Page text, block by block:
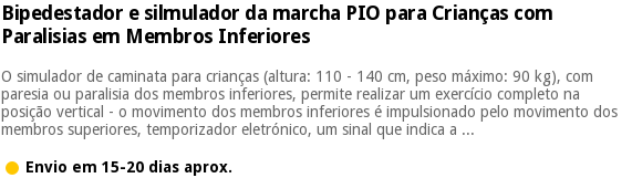
Bipedestador e silmulador da marcha PIO para Crianças com
Paralisias em Membros Inferiores
O simulador de caminata para crianças (altura: 110 - 140 cm, peso máximo: 90 kg), com
paresia ou paralisia dos membros inferiores, permite realizar um exercício completo na
posição vertical - o movimento dos membros inferiores é impulsionado pelo movimento dos
membros superiores, temporizador eletrónico, um sinal que indica a ...
Envio em 15-20 dias aprox.